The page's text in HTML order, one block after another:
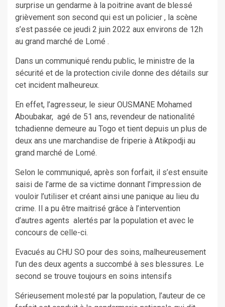
surprise un gendarme à la poitrine avant de blessé
grièvement son second qui est un policier , la scène
s’est passée ce jeudi 2 juin 2022 aux environs de 12h
au grand marché de Lomé .
Dans un communiqué rendu public, le ministre de la
sécurité et de la protection civile donne des détails sur
cet incident malheureux.
En effet, l’agresseur, le sieur OUSMANE Mohamed
Aboubakar, agé de 51 ans, revendeur de nationalité
tchadienne demeure au Togo et tient depuis un plus de
deux ans une marchandise de friperie à Atikpodji au
grand marché de Lomé.
Selon le communiqué, après son forfait, il s’est ensuite
saisi de l’arme de sa victime donnant l’impression de
vouloir l’utiliser et créant ainsi une panique au lieu du
crime. Il a pu être maitrisé grâce à l’intervention
d’autres agents alertés par la population et avec le
concours de celle-ci.
Evacués au CHU SO pour des soins, malheureusement
l’un des deux agents a succombé à ses blessures. Le
second se trouve toujours en soins intensifs
Sérieusement molesté par la population, l’auteur de ce